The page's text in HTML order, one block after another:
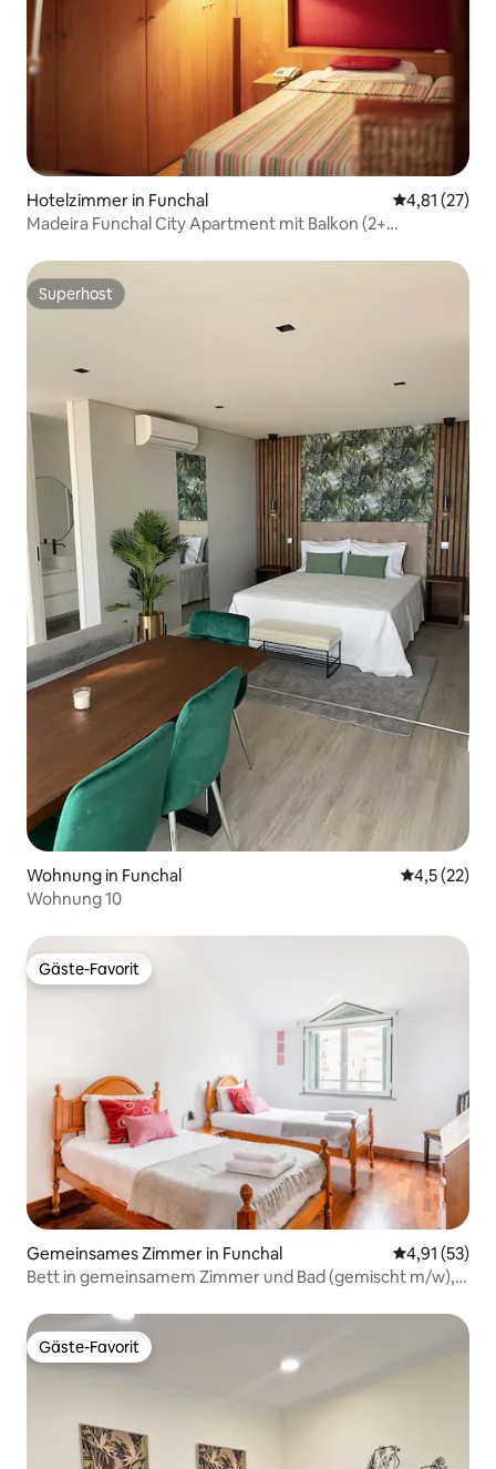
Hotelzimmer in Funchal
4,81 (27)
Madeira Funchal City Apartment mit Balkon (2+
Superhost
Superhost
Wohnung in Funchal
4,5 (22)
Wohnung 10
Gäste-Favorit
Gäste-Favorit
Gemeinsames Zimmer in Funchal
4,91 (53)
Bett in gemeinsamem Zimmer und Bad (gemischt m/w),
Gäste-Favorit
Gäste-Favorit